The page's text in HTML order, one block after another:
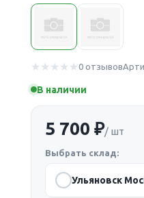
0 отзывов
В наличии
5 700 ₽/ шт
Выбрать склад:
Ульяновск